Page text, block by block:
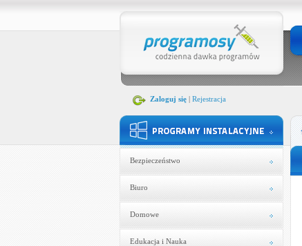
Zaloguj się| Rejestracja
Bezpieczeństwo
Biuro
Domowe
Edukacja i Nauka